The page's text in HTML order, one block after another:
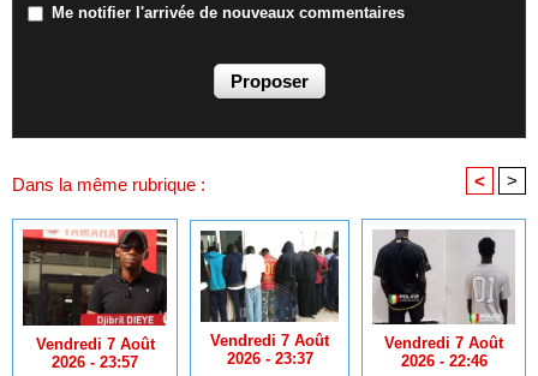
Me notifier l'arrivée de nouveaux commentaires
Dans la même rubrique : < >
Vendredi 7 Août
2026 - 23:57
Vendredi 7 Août
2026 - 23:37
Vendredi 7 Août
2026 - 22:46